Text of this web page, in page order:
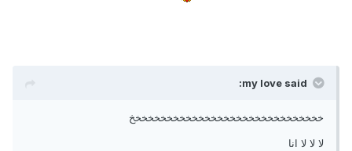
my love said:
خخخخخخخخخخخخخخخخخخخخخخخخخخخخخخخ
لا لا لا انا